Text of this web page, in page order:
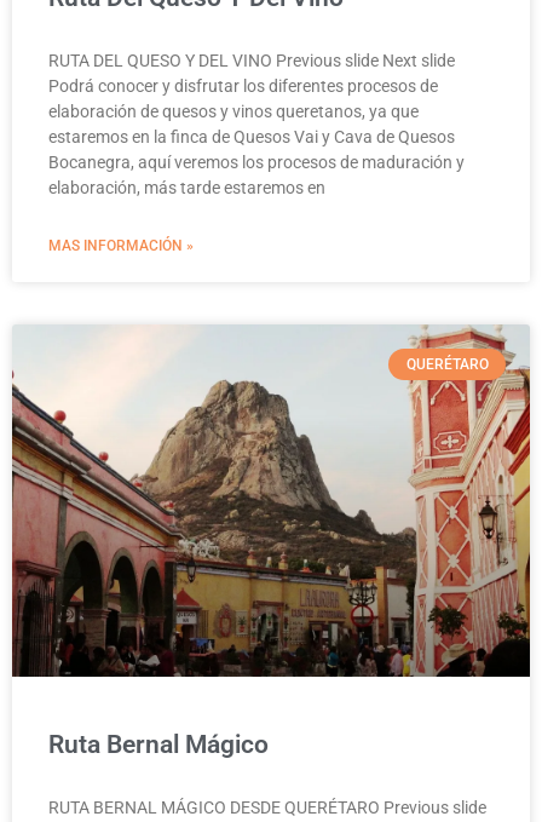
RUTA DEL QUESO Y DEL VINO Previous slide Next slide
Podrá conocer y disfrutar los diferentes procesos de
elaboración de quesos y vinos queretanos, ya que
estaremos en la finca de Quesos Vai y Cava de Quesos
Bocanegra, aquí veremos los procesos de maduración y
elaboración, más tarde estaremos en
MAS INFORMACIÓN »
QUERÉTARO
Ruta Bernal Mágico
RUTA BERNAL MÁGICO DESDE QUERÉTARO Previous slide